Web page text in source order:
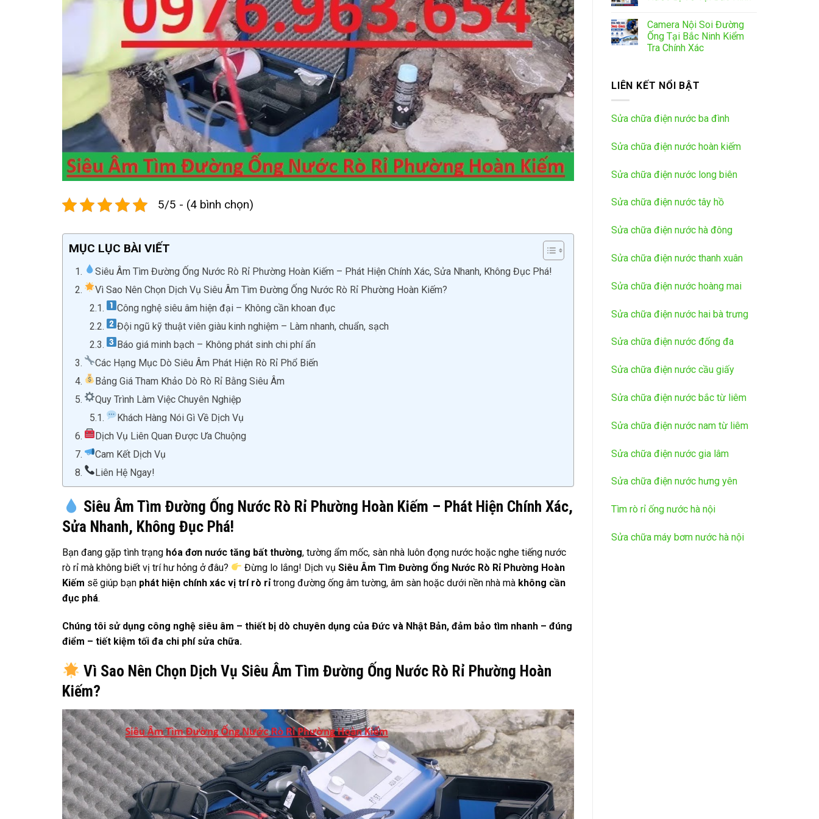
5/5 - (4 bình chọn)
MỤC LỤC BÀI VIẾT
Siêu Âm Tìm Đường Ống Nước Rò Rỉ Phường Hoàn Kiếm – Phát Hiện Chính Xác, Sửa Nhanh, Không Đục Phá!
Vì Sao Nên Chọn Dịch Vụ Siêu Âm Tìm Đường Ống Nước Rò Rỉ Phường Hoàn Kiếm?
Công nghệ siêu âm hiện đại – Không cần khoan đục
Đội ngũ kỹ thuật viên giàu kinh nghiệm – Làm nhanh, chuẩn, sạch
Báo giá minh bạch – Không phát sinh chi phí ẩn
Các Hạng Mục Dò Siêu Âm Phát Hiện Rò Rỉ Phổ Biến
Bảng Giá Tham Khảo Dò Rò Rỉ Bằng Siêu Âm
Quy Trình Làm Việc Chuyên Nghiệp
Khách Hàng Nói Gì Về Dịch Vụ
Dịch Vụ Liên Quan Được Ưa Chuộng
Cam Kết Dịch Vụ
Liên Hệ Ngay!
Siêu Âm Tìm Đường Ống Nước Rò Rỉ Phường Hoàn Kiếm – Phát Hiện Chính Xác,
Sửa Nhanh, Không Đục Phá!
Bạn đang gặp tình trạng hóa đơn nước tăng bất thường, tường ẩm mốc, sàn nhà luôn đọng nước hoặc nghe tiếng nước
rò rỉ mà không biết vị trí hư hỏng ở đâu?
Đừng lo lắng! Dịch vụSiêu Âm Tìm Đường Ống Nước Rò Rỉ Phường Hoàn
Kiếm sẽ giúp bạn phát hiện chính xác vị trí rò rỉtrong đường ống âm tường, âm sàn hoặc dưới nền nhà mà không cần
đục phá.
Chúng tôi sử dụng công nghệ siêu âm – thiết bị dò chuyên dụng của Đức và Nhật Bản, đảm bảo tìm nhanh – đúng
điểm – tiết kiệm tối đa chi phí sửa chữa.
Vì Sao Nên Chọn Dịch Vụ Siêu Âm Tìm Đường Ống Nước Rò Rỉ Phường Hoàn
Kiếm?
Camera Nội Soi Đường
Ống Tại Bắc Ninh Kiểm
Tra Chính Xác
LIÊN KẾT NỔI BẬT
Sửa chữa điện nước ba đình
Sửa chữa điện nước hoàn kiếm
Sửa chữa điện nước long biên
Sửa chữa điện nước tây hồ
Sửa chữa điện nước hà đông
Sửa chữa điện nước thanh xuân
Sửa chữa điện nước hoàng mai
Sửa chữa điện nước hai bà trưng
Sửa chữa điện nước đống đa
Sửa chữa điện nước cầu giấy
Sửa chữa điện nước bắc từ liêm
Sửa chữa điện nước nam từ liêm
Sửa chữa điện nước gia lâm
Sửa chữa điện nước hưng yên
Tìm rò rỉ ống nước hà nội
Sửa chữa máy bơm nước hà nội